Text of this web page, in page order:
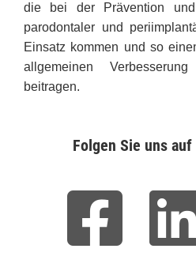
die bei der Prävention und
parodontaler und
Einsatz kommen und so
allgemeinen
beitragen.
Folgen Sie uns